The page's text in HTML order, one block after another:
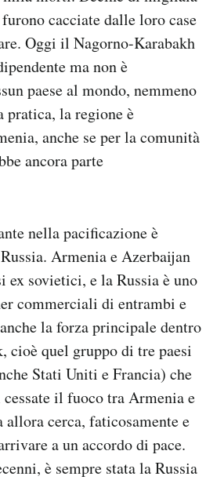
cacciate dalle loro case
Oggi il Nagorno-Karabakh
ma non è
paese al mondo, nemmeno
pratica, la regione è
anche se per la comunità
ancora parte
nella pacificazione è
Armenia e Azerbaijan
ex sovietici, e la Russia è uno
commerciali di entrambi e
la forza principale dentro
cioè quel gruppo di tre paesi
Stati Uniti e Francia) che
il fuoco tra Armenia e
allora cerca, faticosamente e
a un accordo di pace.
è sempre stata la Russia